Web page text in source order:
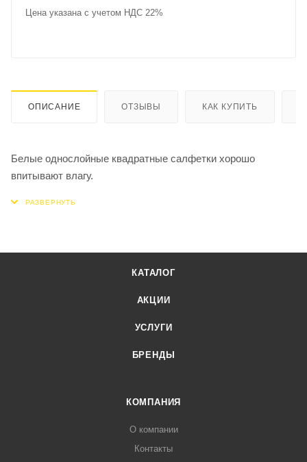
Цена указана с учетом НДС 22%
ОПИСАНИЕ ОТЗЫВЫ КАК КУПИТЬ
Белые однослойные квадратные салфетки хорошо
впитывают влагу.
КАТАЛОГ
АКЦИИ
УСЛУГИ
БРЕНДЫ
КОМПАНИЯ
О компании
Контакты